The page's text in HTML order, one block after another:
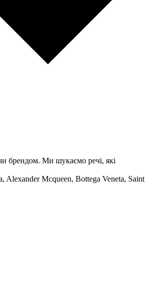
брендом. Ми шукаємо речі, які
Mcqueen, Bottega Veneta, Saint